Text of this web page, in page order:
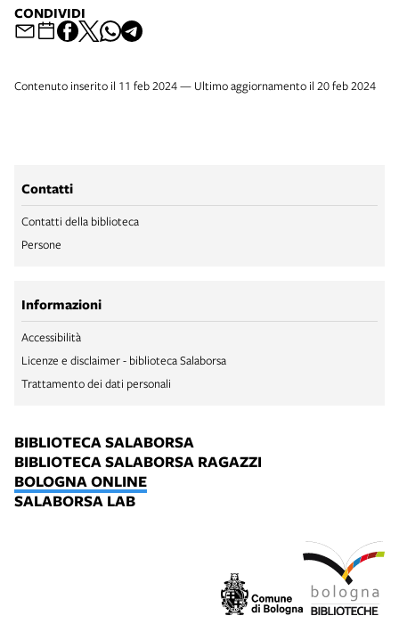
CONDIVIDI
Contenuto inserito il 11 feb 2024 — Ultimo aggiornamento il 20 feb 2024
Contatti
Contatti della biblioteca
Persone
Informazioni
Accessibilità
Licenze e disclaimer - biblioteca Salaborsa
Trattamento dei dati personali
BIBLIOTECA SALABORSA
BIBLIOTECA SALABORSA RAGAZZI
BOLOGNA ONLINE
SALABORSA LAB